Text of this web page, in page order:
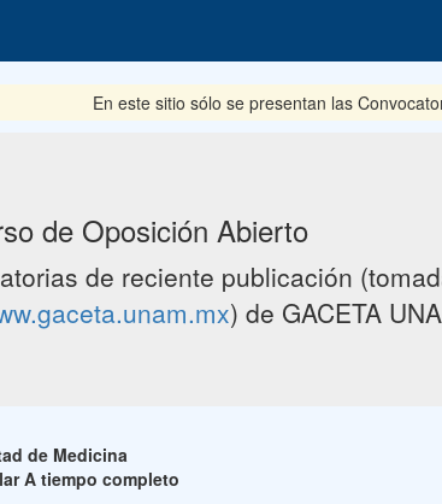
En este sitio sólo se presentan las
de Oposición Abierto
de reciente publicación
) de GACETA
de Medicina
A tiempo completo